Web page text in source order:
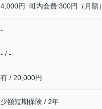
4,000円 町内会費:300円（月額）
-
- / -
有 / 20,000円
少額短期保険 / 2年